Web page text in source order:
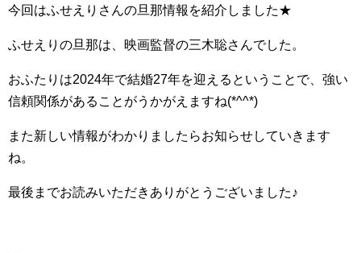
今回はふせえりさんの旦那情報を紹介しました★
ふせえりの旦那は、映画監督の三木聡さんでした。
おふたりは2024年で結婚27年を迎えるということで、強い
信頼関係があることがうかがえますね(*^^*)
また新しい情報がわかりましたらお知らせしていきます
ね。
最後までお読みいただきありがとうございました♪